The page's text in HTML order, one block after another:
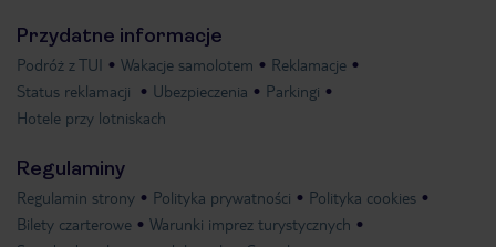
Przydatne informacje
Podróż z TUI Wakacje samolotem
Reklamacje
Status reklamacji
Ubezpieczenia
Parkingi
Hotele przy lotniskach
Regulaminy
Regulamin strony Polityka prywatności
Polityka cookies
Bilety czarterowe
Warunki imprez turystycznych